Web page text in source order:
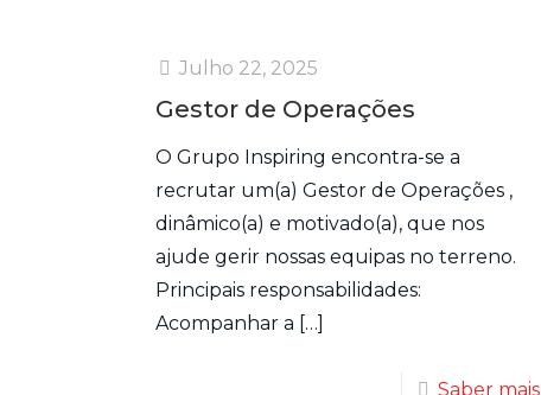
Julho 22, 2025
Gestor de Operações
O Grupo Inspiring encontra-se a
recrutar um(a) Gestor de Operações ,
dinâmico(a) e motivado(a), que nos
ajude gerir nossas equipas no terreno.
Principais responsabilidades:
Acompanhar a […]
Saber mais